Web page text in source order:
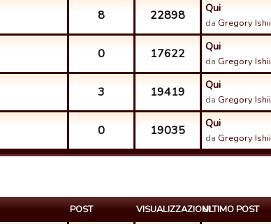
8 22898 Qui
da Gregory Ishii
0 17622 Qui
da Gregory Ishii
3 19419 Qui
da Gregory Ishii
0 19035 Qui
da Gregory Ishii
POST VISUALIZZAZIONIULTIMO POST